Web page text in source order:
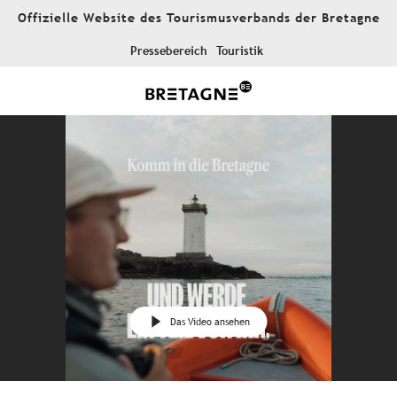
AllerOffizielle Website des Tourismusverbands der Bretagne
Pressebereich Touristik
Das Video ansehen